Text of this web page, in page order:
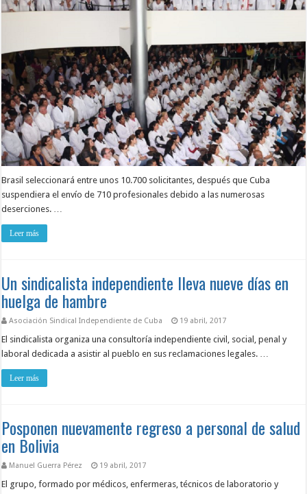
Brasil seleccionará entre unos 10.700 solicitantes, después que Cuba
suspendiera el envío de 710 profesionales debido a las numerosas
deserciones. …
Leer más
Un sindicalista independiente lleva nueve días en
huelga de hambre
Asociación Sindical Independiente de Cuba 19 abril, 2017
El sindicalista organiza una consultoría independiente civil, social, penal y
laboral dedicada a asistir al pueblo en sus reclamaciones legales. …
Leer más
Posponen nuevamente regreso a personal de salud
en Bolivia
Manuel Guerra Pérez 19 abril, 2017
El grupo, formado por médicos, enfermeras, técnicos de laboratorio y